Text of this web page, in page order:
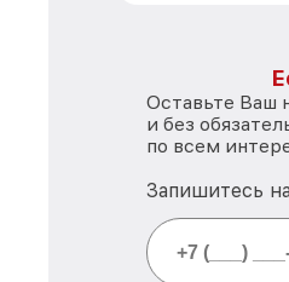
Оставьте Ваш
и без
по всем
Запишитесь